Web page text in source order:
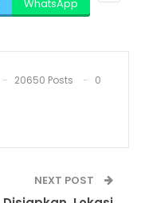
WhatsApp
20650 Posts
0
NEXT POST